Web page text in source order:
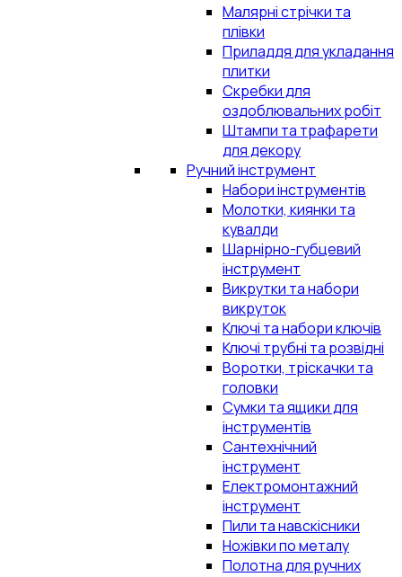
Малярні стрічки та
плівки
Приладдя для укладання
плитки
Скребки для
оздоблювальних робіт
Штампи та трафарети
для декору
Ручний інструмент
Набори інструментів
Молотки, киянки та
кувалди
Шарнірно-губцевий
інструмент
Викрутки та набори
викруток
Ключі та набори ключів
Ключі трубні та розвідні
Воротки, тріскачки та
головки
Сумки та ящики для
інструментів
Сантехнічний
інструмент
Електромонтажний
інструмент
Пили та навскісники
Ножівки по металу
Полотна для ручних